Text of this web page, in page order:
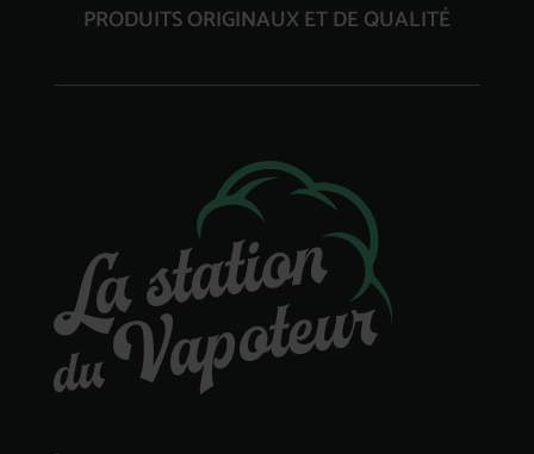
PRODUITS ORIGINAUX ET DE QUALITÉ